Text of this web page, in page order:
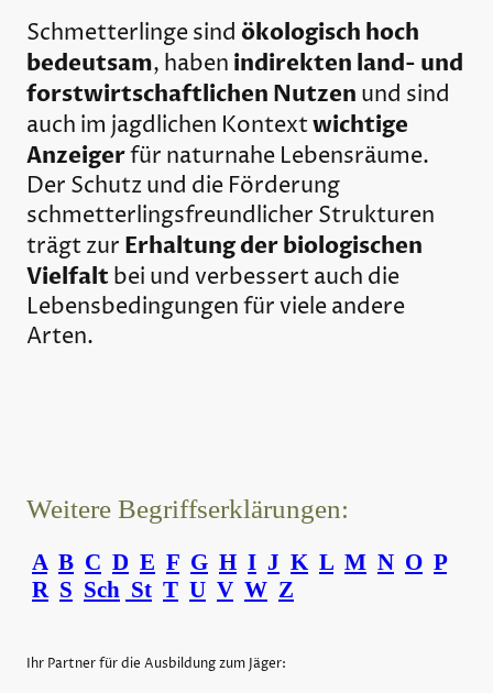
Schmetterlinge sind ökologisch hoch
bedeutsam, haben indirekten land- und
forstwirtschaftlichen Nutzen und sind
auch im jagdlichen Kontextwichtige
Anzeigerfür naturnahe Lebensräume.
Der Schutz und die Förderung
schmetterlingsfreundlicher Strukturen
trägt zur Erhaltung der biologischen
Vielfaltbei und verbessert auch die
Lebensbedingungen für viele andere
Arten.
Weitere Begriffserklärungen:
A B C D E F G H I J K L M N O P
R S Sch St T U V W Z
Ihr Partner für die Ausbildung zum Jäger: